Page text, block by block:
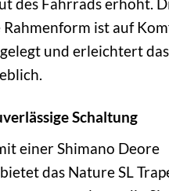
ist auf
und erleichtert
Schaltung
einer Shimano Deore
das Nature SL